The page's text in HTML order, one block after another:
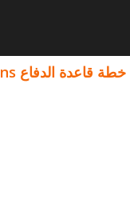
خطة قاعدة الدفاع TH 10 - Clash of Clans - البديل